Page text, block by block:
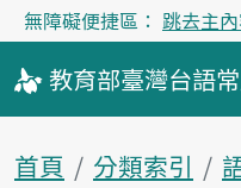
無障礙便捷區： 跳去主
教育部臺灣台語
首頁 分類索引